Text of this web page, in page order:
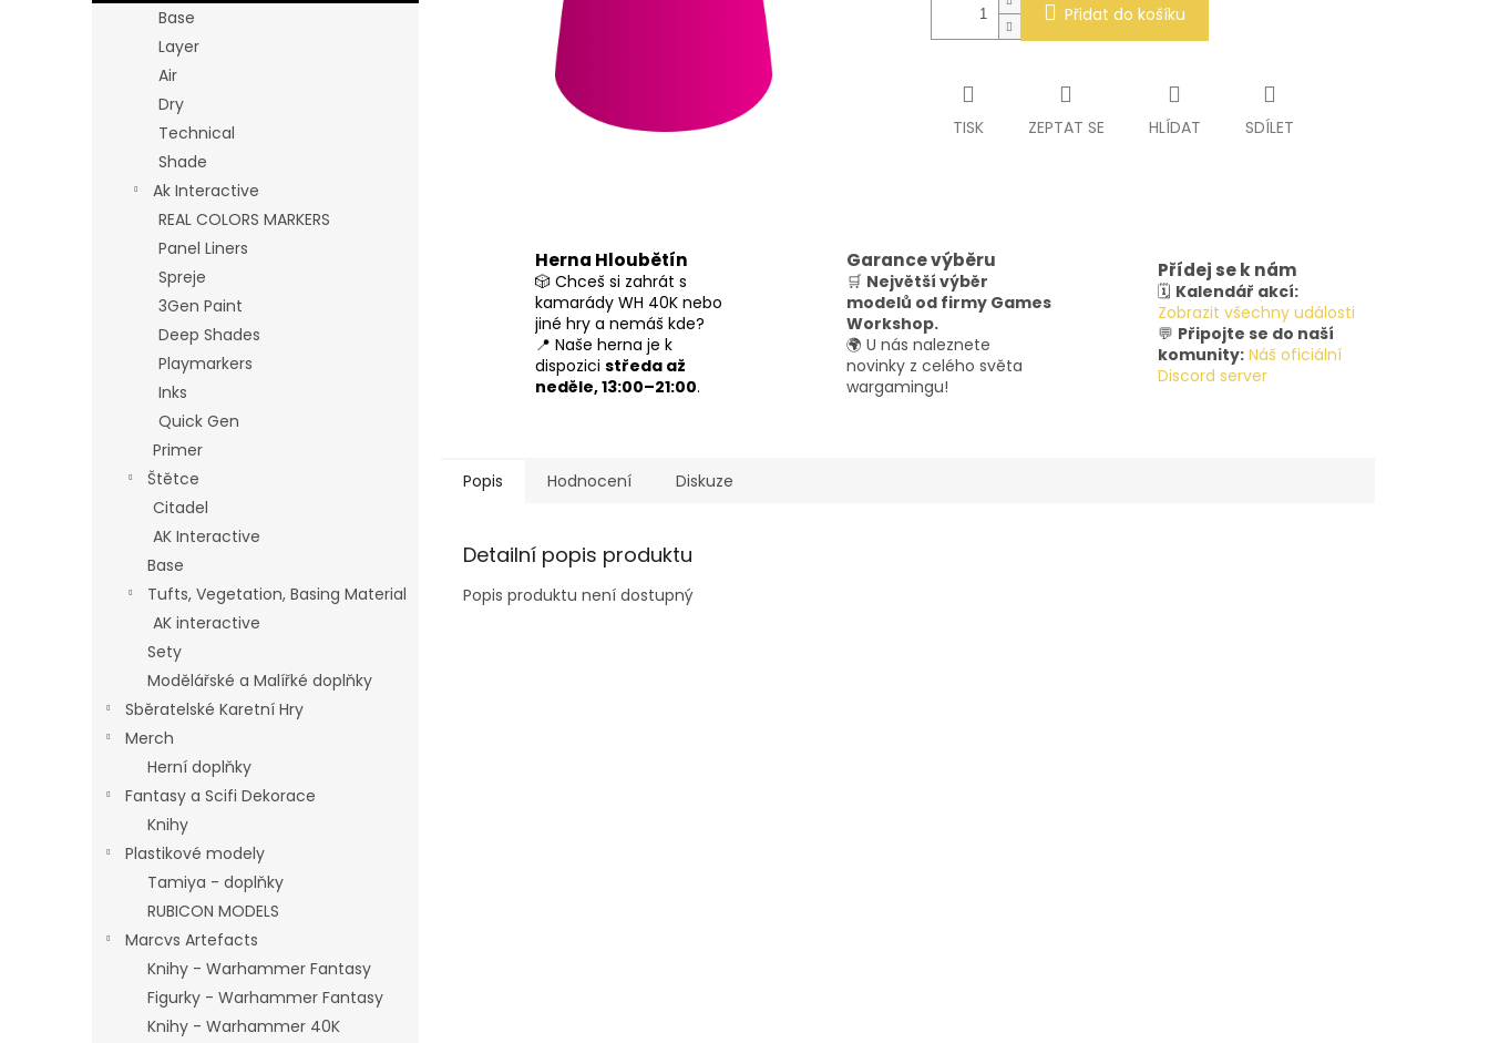
Base
Layer
Air
Dry
Technical
Shade
Ak Interactive
REAL COLORS MARKERS
Panel Liners
Spreje
3Gen Paint
Deep Shades
Playmarkers
Inks
Quick Gen
Primer
Štětce
Citadel
AK Interactive
Base
Tufts, Vegetation, Basing Material
AK interactive
Sety
Modělářské a Malířké doplňky
Sběratelské Karetní Hry
Merch
Herní doplňky
Fantasy a Scifi Dekorace
Knihy
Plastikové modely
Tamiya - doplňky
RUBICON MODELS
Marcvs Artefacts
Knihy - Warhammer Fantasy
Figurky - Warhammer Fantasy
Knihy - Warhammer 40K
Přidat do košíku
TISK ZEPTAT SE HLÍDAT SDÍLET
Herna Hloubětín
🎲 Chceš si zahrát s
kamarády WH 40K nebo
jiné hry a nemáš kde?
📍 Naše herna je k
dispozici středa až
neděle, 13:00–21:00.
Garance výběru
🛒 Největší výběr
modelů od firmy Games
Workshop.
🌍 U nás naleznete
novinky z celého světa
wargamingu!
Přídej se k nám
🗓️ Kalendář akcí:
Zobrazit všechny události
💬 Připojte se do naší
komunity: Náš oficiální
Discord server
Popis Hodnocení Diskuze
Detailní popis produktu
Popis produktu není dostupný